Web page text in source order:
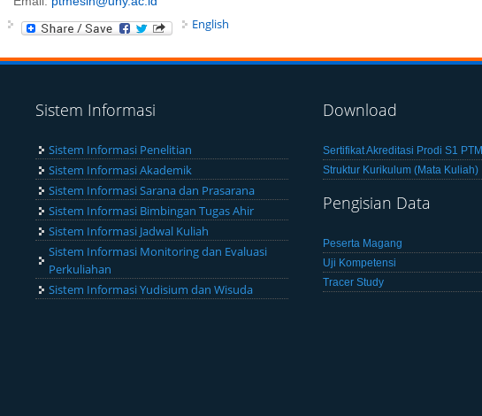
English
Sistem Informasi
Sistem Informasi Penelitian
Sistem Informasi Akademik
Sistem Informasi Sarana dan Prasarana
Sistem Informasi Bimbingan Tugas Ahir
Sistem Informasi Jadwal Kuliah
Sistem Informasi Monitoring dan Evaluasi
Perkuliahan
Sistem Informasi Yudisium dan Wisuda
Download
Sertifikat Akreditasi Prodi S1 PTM
Struktur Kurikulum (Mata Kuliah)
Pengisian Data
Peserta Magang
Uji Kompetensi
Tracer Study